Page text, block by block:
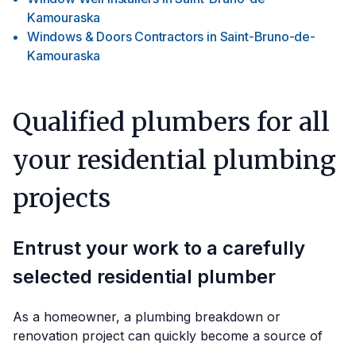
Kamouraska
Windows & Doors Contractors in Saint-Bruno-de-
Kamouraska
Qualified plumbers for all
your residential plumbing
projects
Entrust your work to a carefully
selected residential plumber
As a homeowner, a plumbing breakdown or
renovation project can quickly become a source of